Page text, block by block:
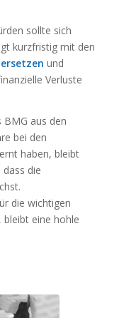
sollte sich
kurzfristig mit den
und
Verluste
BMG aus den
bei den
haben, bleibt
die
die wichtigen
eine hohle